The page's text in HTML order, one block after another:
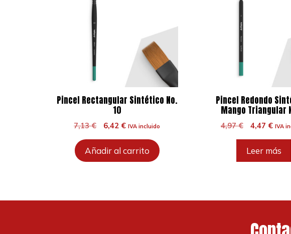
Pincel Rectangular Sintético No.
10
7,13€
El
original
era:
6,42 €El
actual
es:
IVA incluido
Añadir al carrito
Pincel Redondo
Mango Triangular
4,97€
El
original
era:
4,47 €El
es:
IVA
Leer más